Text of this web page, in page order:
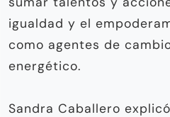
igualdad y el
como agentes de
energético.
Sandra Caballero